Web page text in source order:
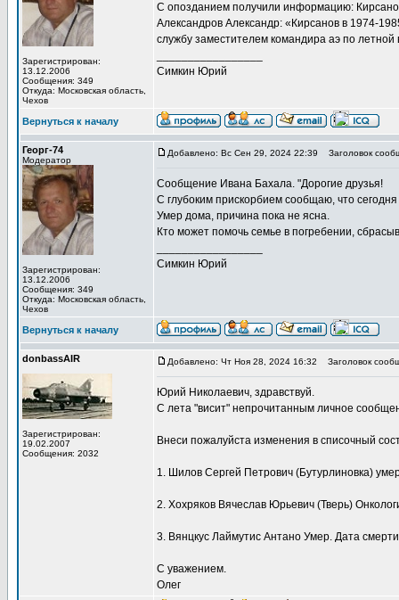
Зарегистрирован:
13.12.2006
Сообщения: 349
Откуда: Московская область,
Чехов
С опозданием получили информацию:
Александров Александр: «Кирсанов в 1974-
службу заместителем командира аэ по
Симкин Юрий
Вернуться к началу
Георг-74
Модератор
Зарегистрирован:
13.12.2006
Сообщения: 349
Откуда: Московская область,
Чехов
Добавлено: Вс Сен 29, 2024 22:39 Заголовок
Сообщение Ивана Бахала. "Дорогие друзья!
С глубоким прискорбием сообщаю, что
Умер дома, причина пока не ясна.
Кто может помочь семье в погребении,
Симкин Юрий
Вернуться к началу
donbassAIR
Зарегистрирован:
19.02.2007
Сообщения: 2032
Добавлено: Чт Ноя 28, 2024 16:32 Заголовок
Юрий Николаевич, здравствуй.
С лета "висит" непрочитанным личное
Внеси пожалуйста изменения в списочный
1. Шилов Сергей Петрович (Бутурлиновка)
2. Хохряков Вячеслав Юрьевич (Тверь)
3. Вянцкус Лаймутис Антано Умер. Дата
С уважением.
Олег